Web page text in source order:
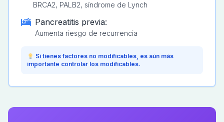
BRCA2, PALB2, síndrome de Lynch
Pancreatitis previa:
Aumenta riesgo de recurrencia
Si tienes factores no modificables, es aún más
importante controlar los modificables.